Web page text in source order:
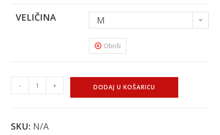
VELIČINA M
Obriši
- + DODAJ U KOŠARICU
SKU: N/A